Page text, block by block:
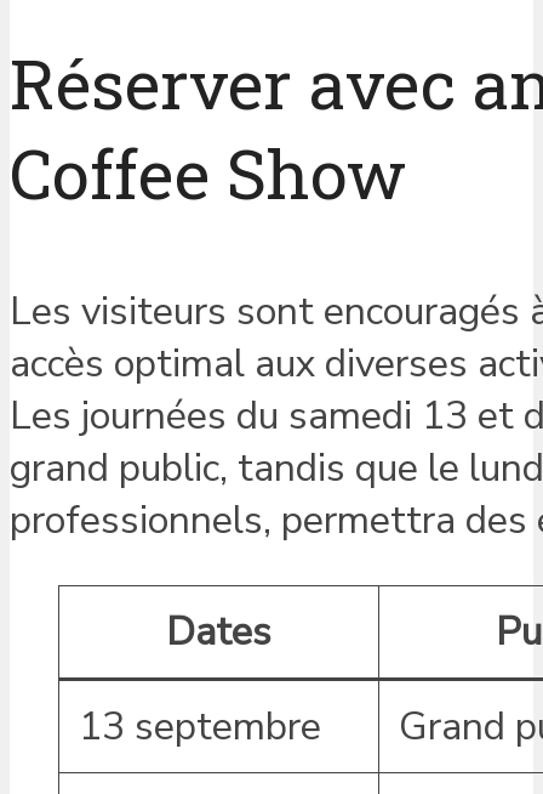
Réserver avec
Coffee Show
Les visiteurs sont encouragés
accès optimal aux diverses
Les journées du samedi 13 et
grand public, tandis que le
professionnels, permettra des
Dates
13 septembre
Grand